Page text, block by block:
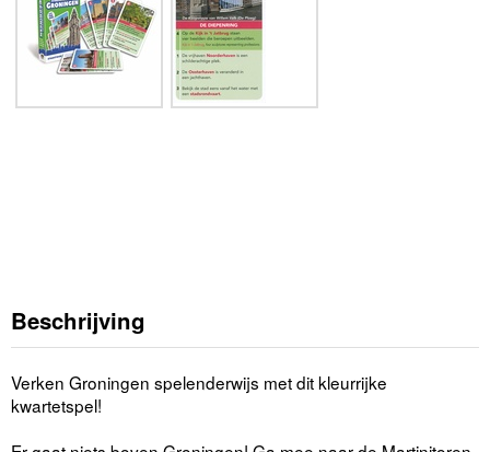
Beschrijving
Verken Groningen spelenderwijs met dit kleurrijke
kwartetspel!